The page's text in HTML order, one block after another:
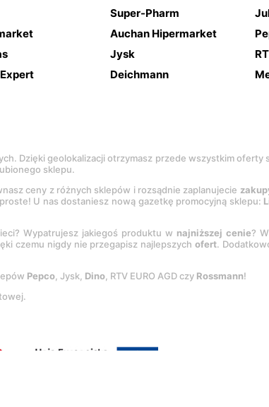
Super-Pharm
Auchan Hipermarket
Jysk
Deichmann
Dzięki geolokalizacji otrzymasz przede wszystkim oferty
sklepu.
ceny z różnych sklepów i rozsądnie zaplanujecie
U nas dostaniesz nową gazetkę promocyjną sklepu:
Wypatrujesz jakiegoś produktu w najniższej cenie?
czemu nigdy nie przegapisz najlepszychofert.
Pepco, Jysk, Dino, RTV EURO AGD czy Rossmann!